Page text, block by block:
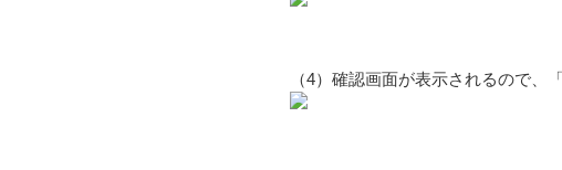
（4）確認画面が表示されるので、